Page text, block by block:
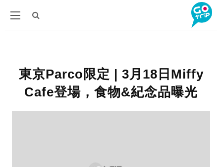
東京Parco限定 | 3月18日Miffy
Cafe登場，食物&紀念品曝光